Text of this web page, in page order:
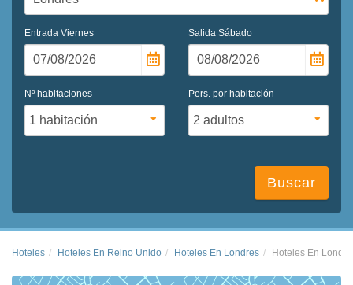
Entrada Viernes Salida Sábado
Nº habitaciones Pers. por habitación
Buscar
Hoteles Hoteles En Reino Unido Hoteles En Londres Hoteles En